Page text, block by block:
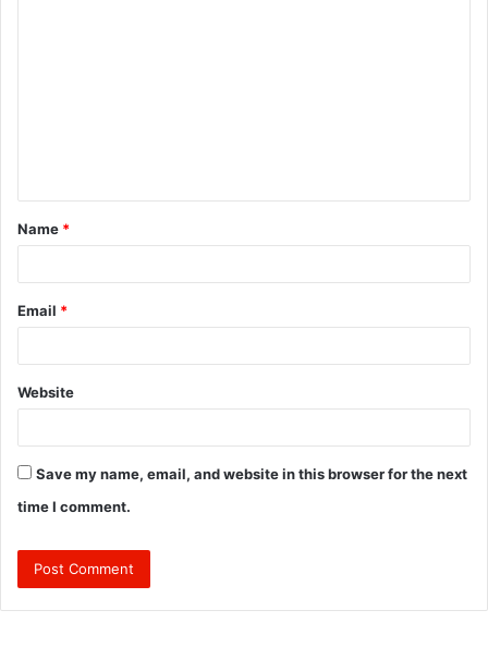
t
*
Name *
Email *
Website
Save my name, email, and website in this browser for the next
time I comment.